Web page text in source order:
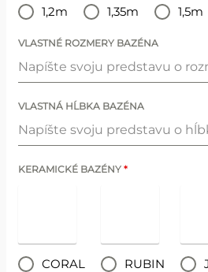
1,2m 1,35m 1,5m
VLASTNÉ ROZMERY BAZÉNA
VLASTNÁ HĹBKA BAZÉNA
KERAMICKÉ BAZÉNY *
CORAL RUBIN